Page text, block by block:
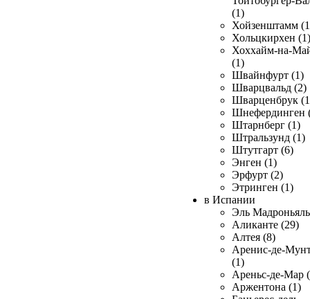
(1)
Хойзенштамм
Хольцкирхен (1)
Хоххайм-на-
(1)
Швайнфурт (1)
Шварцвальд (2)
Шварценбрук
Шнефердинген
Штарнберг (1)
Штральзунд (1)
Штутгарт (6)
Энген (1)
Эрфурт (2)
Этринген (1)
в Испании
Эль
Аликанте (29)
Алтея (8)
Аренис-де-
(1)
Ареньс-де-Мар
Аржентона (1)